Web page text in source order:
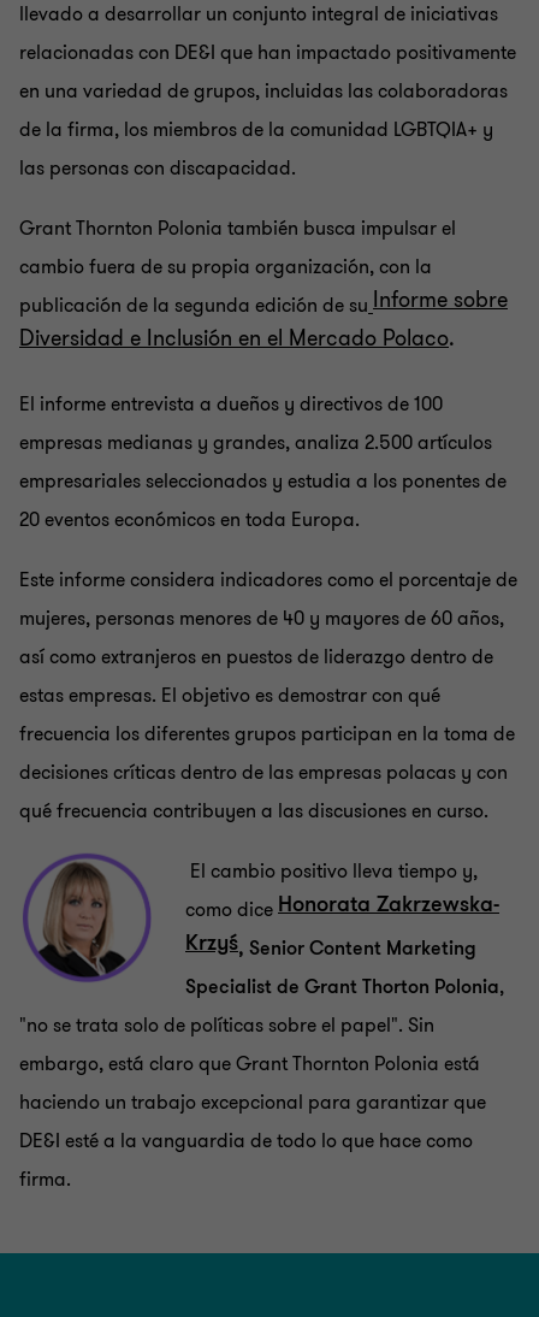
llevado a desarrollar un conjunto integral de iniciativas
relacionadas con DE&I que han impactado positivamente
en una variedad de grupos, incluidas las colaboradoras
de la firma, los miembros de la comunidad LGBTQIA+ y
las personas con discapacidad.
Grant Thornton Polonia también busca impulsar el
cambio fuera de su propia organización, con la
publicación de la segunda edición de su Informe sobre
Diversidad e Inclusión en el Mercado Polaco.
El informe entrevista a dueños y directivos de 100
empresas medianas y grandes, analiza 2.500 artículos
empresariales seleccionados y estudia a los ponentes de
20 eventos económicos en toda Europa.
Este informe considera indicadores como el porcentaje de
mujeres, personas menores de 40 y mayores de 60 años,
así como extranjeros en puestos de liderazgo dentro de
estas empresas. El objetivo es demostrar con qué
frecuencia los diferentes grupos participan en la toma de
decisiones críticas dentro de las empresas polacas y con
qué frecuencia contribuyen a las discusiones en curso.
El cambio positivo lleva tiempo y,
como dice Honorata Zakrzewska-
Krzyś, Senior Content Marketing
Specialist de Grant Thorton Polonia,
"no se trata solo de políticas sobre el papel". Sin
embargo, está claro que Grant Thornton Polonia está
haciendo un trabajo excepcional para garantizar que
DE&I esté a la vanguardia de todo lo que hace como
firma.